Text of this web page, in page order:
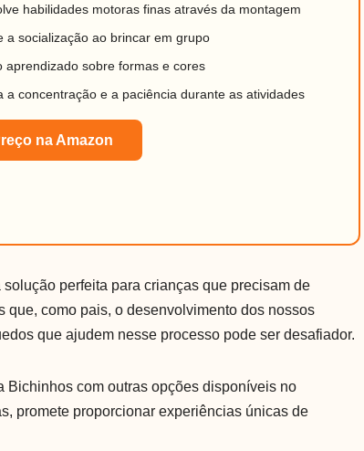
habilidades motoras finas através da montagem
a socialização ao brincar em grupo
aprendizado sobre formas e cores
a concentração e a paciência durante as atividades
na Amazon
perfeita para crianças que precisam de
como pais, o desenvolvimento dos nossos
que ajudem nesse processo pode ser desafiador.
Bichinhos com outras opções disponíveis no
promete proporcionar experiências únicas de